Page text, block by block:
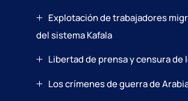
Explotación de trabajadores
del sistema Kafala
Libertad de prensa y censura de
Los crímenes de guerra de